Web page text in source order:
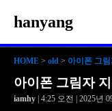
hanyang
HOME > old > 아이폰 그
아이폰 그림자
iamhy | 4:25 오전 | 2025년